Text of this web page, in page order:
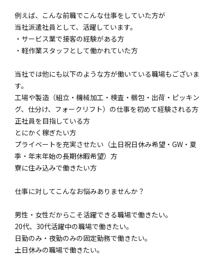
例えば、こんな前職でこんな仕事をしていた方が
当社派遣社員として、活躍しています。
・サービス業で接客の経験がある方
・軽作業スタッフとして働かれていた方
当社では他にも以下のような方が働いている職場もございま
す。
工場や製造（組立・機械加工・検査・梱包・出荷・ピッキン
グ、仕分け、フォークリフト）の仕事を初めて経験される方
正社員を目指している方
とにかく稼ぎたい方
プライベートを充実させたい（土日祝日休み希望・GW・夏
季・年末年始の長期休暇希望）方
寮に住み込みで働きたい方
仕事に対してこんなお悩みありませんか？
男性・女性だからこそ活躍できる職場で働きたい。
20代、30代活躍中の職場で働きたい。
日勤のみ・夜勤のみの固定勤務で働きたい。
土日休みの職場で働きたい。